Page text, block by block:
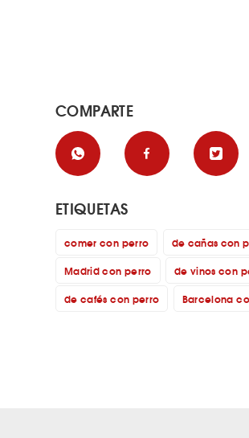
COMPARTE
ETIQUETAS
comer con perro
de cañas con
Madrid con perro
de vinos con
de cafés con perro
Barcelona